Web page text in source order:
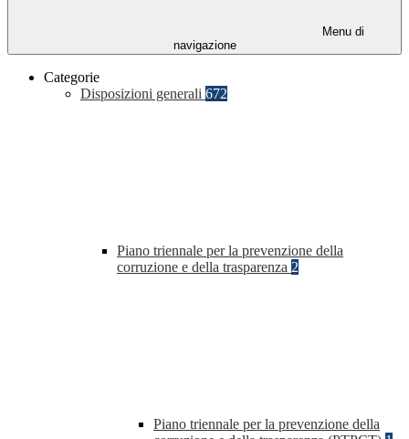
Menu di
navigazione
Categorie
Disposizioni generali 672
Piano triennale per la prevenzione della
corruzione e della trasparenza 2
Piano triennale per la prevenzione della